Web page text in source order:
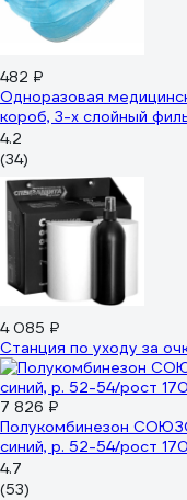
482 ₽
Одноразовая
короб, 3-х слойный
4.2
(34)
4 085 ₽
Станция по уходу за
7 826 ₽
Полукомбинезон
синий, р. 52-54/рост
4.7
(53)